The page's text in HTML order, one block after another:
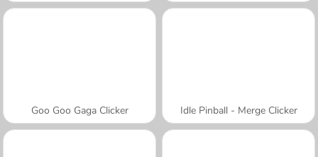
Goo Goo Gaga Clicker Idle Pinball - Merge Clicker